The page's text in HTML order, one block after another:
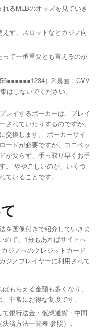
るMLBのオッズを見ていき
ず、スロットなどカジノ向
て一番重要とも言えるのが
）2.裏面：CVV
はしないでください。
レイするポーカーは、プレイ
されていたりするのですが、
交換します。 ポーカーサイ
ードが必要ですが、コニベッ
が要らず、手っ取り早くお手
。 ややこしいのが、いくつ
ていることです。
を画像付きで紹介していきま
ので、1分もあればサイトへ
ジノへのクレジットカード
ジノプレイヤーに利用されて
もらえる金額も多くなり、
非常にお得な制度です。
銀行送金・仮想通貨・中間
済方法一覧表 参照）。